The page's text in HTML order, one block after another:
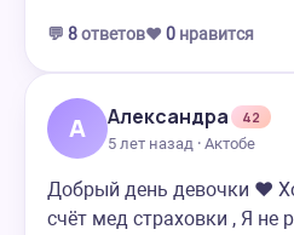
💬 8ответов❤️ 0 нравится
А Александра
42
5 лет назад · Актобе
Добрый день девочки ❤️
счёт мед страховки , Я не